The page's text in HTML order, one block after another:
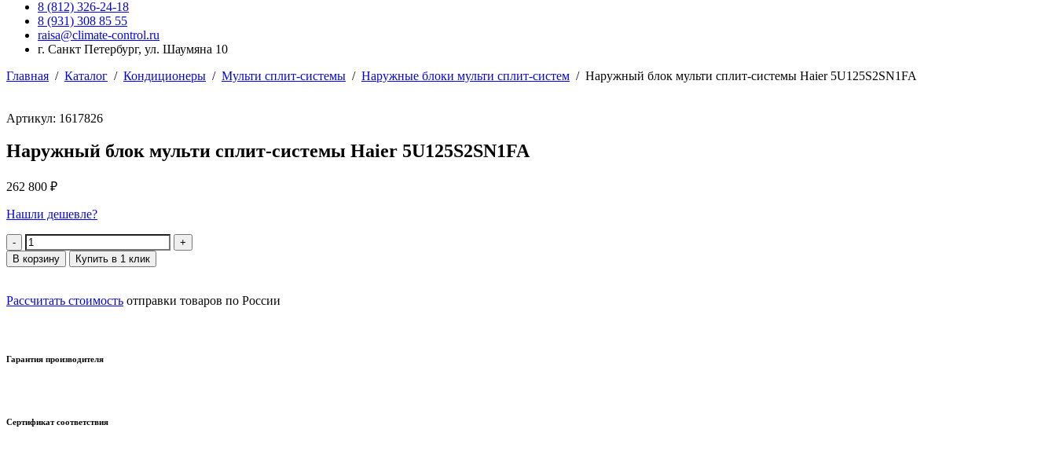
8 (812) 326-24-18
8 (931) 308 85 55
raisa@climate-control.ru
г. Санкт Петербург, ул. Шаумяна 10
Главная / Каталог / Кондиционеры / Мульти сплит-системы / Наружные блоки мульти сплит-систем / Наружный блок мульти сплит-системы Haier 5U125S2SN1FA
Артикул: 1617826
Наружный блок мульти сплит-системы Haier 5U125S2SN1FA
262 800 ₽
Нашли дешевле?
Количество
В корзину Купить в 1 клик
Рассчитать стоимость отправки товаров по России
Гарантия производителя
Сертификат соответствия